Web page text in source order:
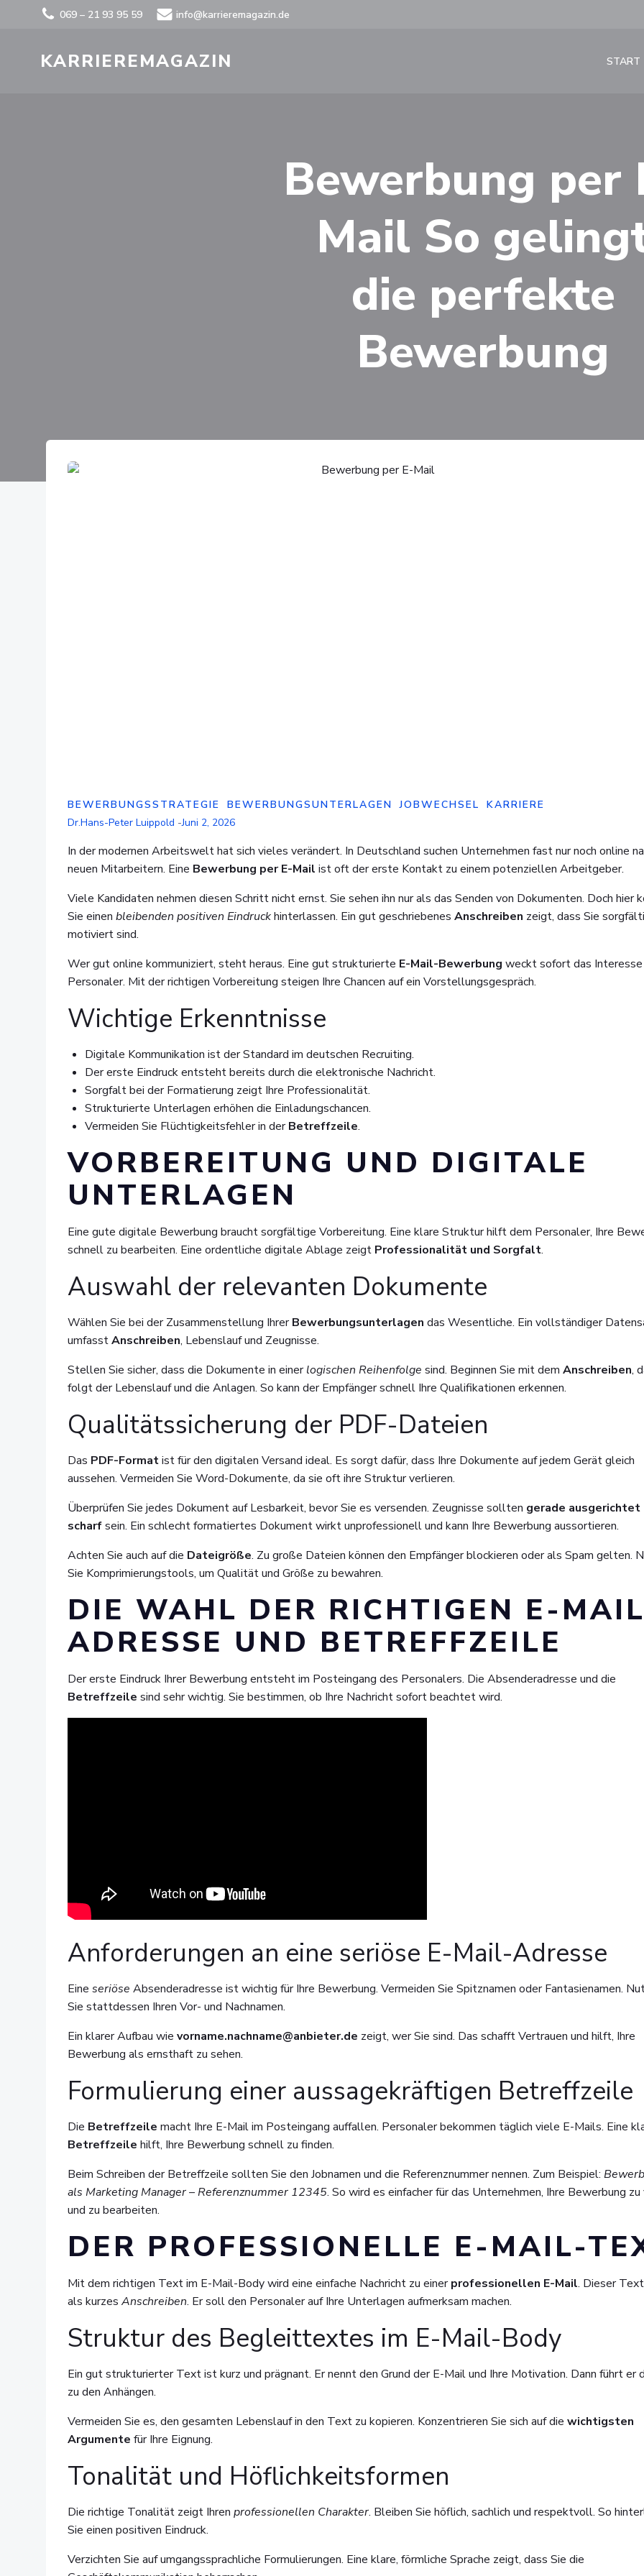
069 – 21 93 95 59 info@karrieremagazin.de
KARRIEREMAGAZIN START
Bewerbung per
Mail So
die perfekte
Bewerbung
BEWERBUNGSSTRATEGIE BEWERBUNGSUNTERLAGEN JOBWECHSEL
KARRIERE
Dr.Hans-Peter Luippold -Juni 2, 2026
In der modernen Arbeitswelt hat sich vieles verändert. In Deutschland suchen Unternehmen fast nur noch online
neuen Mitarbeitern. Eine Bewerbung per E-Mail ist oft der erste Kontakt zu einem potenziellen Arbeitgeber.
Viele Kandidaten nehmen diesen Schritt nicht ernst. Sie sehen ihn nur als das Senden von Dokumenten. Doch hier
Sie einen bleibenden positiven Eindruckhinterlassen. Ein gut geschriebenes Anschreiben zeigt, dass Sie
motiviert sind.
Wer gut online kommuniziert, steht heraus. Eine gut strukturierte E-Mail-Bewerbung weckt sofort das
Personaler. Mit der richtigen Vorbereitung steigen Ihre Chancen auf ein Vorstellungsgespräch.
Wichtige Erkenntnisse
Digitale Kommunikation ist der Standard im deutschen Recruiting.
Der erste Eindruck entsteht bereits durch die elektronische Nachricht.
Sorgfalt bei der Formatierung zeigt Ihre Professionalität.
Strukturierte Unterlagen erhöhen die Einladungschancen.
Vermeiden Sie Flüchtigkeitsfehler in derBetreffzeile.
VORBEREITUNG UND DIGITALE
UNTERLAGEN
Eine gute digitale Bewerbung braucht sorgfältige Vorbereitung. Eine klare Struktur hilft dem Personaler, Ihre
schnell zu bearbeiten. Eine ordentliche digitale Ablage zeigt Professionalität und Sorgfalt.
Auswahl der relevanten Dokumente
Wählen Sie bei der Zusammenstellung IhrerBewerbungsunterlagen das Wesentliche. Ein vollständiger
umfasstAnschreiben, Lebenslauf und Zeugnisse.
Stellen Sie sicher, dass die Dokumente in einerlogischen Reihenfolge sind. Beginnen Sie mit dem Anschreiben,
folgt der Lebenslauf und die Anlagen. So kann der Empfänger schnell Ihre Qualifikationen erkennen.
Qualitätssicherung der PDF-Dateien
Das PDF-Formatist für den digitalen Versand ideal. Es sorgt dafür, dass Ihre Dokumente auf jedem Gerät gleich
aussehen. Vermeiden Sie Word-Dokumente, da sie oft ihre Struktur verlieren.
Überprüfen Sie jedes Dokument auf Lesbarkeit, bevor Sie es versenden. Zeugnisse sollten gerade ausgerichtet
scharfsein. Ein schlecht formatiertes Dokument wirkt unprofessionell und kann Ihre Bewerbung aussortieren.
Achten Sie auch auf die Dateigröße. Zu große Dateien können den Empfänger blockieren oder als Spam gelten.
Sie Komprimierungstools, um Qualität und Größe zu bewahren.
DIE WAHL DER RICHTIGEN E-
ADRESSE UND BETREFFZEILE
Der erste Eindruck Ihrer Bewerbung entsteht im Posteingang des Personalers. Die Absenderadresse und die
Betreffzeile sind sehr wichtig. Sie bestimmen, ob Ihre Nachricht sofort beachtet wird.
Anforderungen an eine seriöse E-Mail-Adresse
Eine seriöse Absenderadresse ist wichtig für Ihre Bewerbung. Vermeiden Sie Spitznamen oder Fantasienamen.
Sie stattdessen Ihren Vor- und Nachnamen.
Ein klarer Aufbau wie vorname.nachname@anbieter.de zeigt, wer Sie sind. Das schafft Vertrauen und hilft, Ihre
Bewerbung als ernsthaft zu sehen.
Formulierung einer aussagekräftigen Betreffzeile
Die Betreffzeile macht Ihre E-Mail im Posteingang auffallen. Personaler bekommen täglich viele E-Mails. Eine
Betreffzeile hilft, Ihre Bewerbung schnell zu finden.
Beim Schreiben der Betreffzeile sollten Sie den Jobnamen und die Referenznummer nennen. Zum Beispiel:
als Marketing Manager – Referenznummer 12345. So wird es einfacher für das Unternehmen, Ihre Bewerbung
und zu bearbeiten.
DER PROFESSIONELLE E-MAIL-
Mit dem richtigen Text im E-Mail-Body wird eine einfache Nachricht zu einerprofessionellen E-Mail. Dieser
als kurzes Anschreiben. Er soll den Personaler auf Ihre Unterlagen aufmerksam machen.
Struktur des Begleittextes im E-Mail-Body
Ein gut strukturierter Text ist kurz und prägnant. Er nennt den Grund der E-Mail und Ihre Motivation. Dann führt er
zu den Anhängen.
Vermeiden Sie es, den gesamten Lebenslauf in den Text zu kopieren. Konzentrieren Sie sich auf die wichtigsten
Argumente für Ihre Eignung.
Tonalität und Höflichkeitsformen
Die richtige Tonalität zeigt Ihren professionellen Charakter. Bleiben Sie höflich, sachlich und respektvoll. So
Sie einen positiven Eindruck.
Verzichten Sie auf umgangssprachliche Formulierungen. Eine klare, förmliche Sprache zeigt, dass Sie die